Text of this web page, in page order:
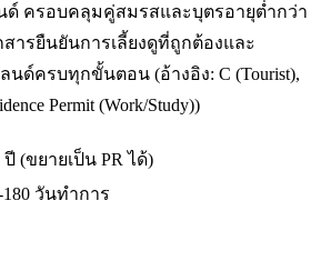
นด์ ครอบคลุมคู่สมรสและบุตรอายุต่ำกว่า
สารยืนยันการเลี้ยงดูที่ถูกต้องและ
ด์ครบทุกขั้นตอน (อ้างอิง: C (Tourist),
Permit (Work/Study))
ปี (ขยายเป็น PR ได้)
180 วันทำการ